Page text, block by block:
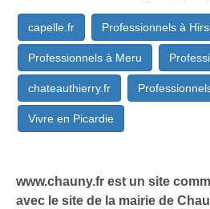
capelle.fr Professionnels à
Professionnels à Meru
chateauthierry.fr
Vivre en Picardie
www.chauny.fr est un site
avec le site de la mairie de